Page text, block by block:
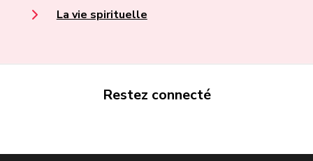
La vie spirituelle
Restez connecté